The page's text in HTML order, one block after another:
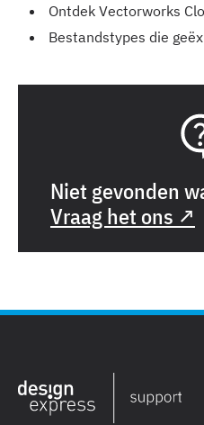
Ontdek Vectorworks
Bestandstypes die
Niet gevonden
Vraag het ons ↗